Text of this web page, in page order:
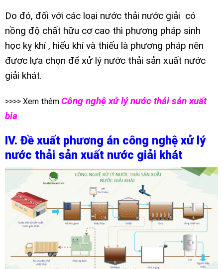
Do đó, đối với các loại nước thải nước giải có
nồng độ chất hữu cơ cao thì phương pháp sinh
học kỵ khí , hiếu khí và thiếu là phương pháp nên
được lựa chọn để xử lý nước thải sản xuất nước
giải khát.
>>>> Xem thêm Công nghệ xử lý nước thải sản xuất
bia
IV. Đề xuất phương án công nghệ xử lý
nước thải sản xuất nước giải khát